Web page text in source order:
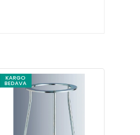
KARGO
BEDAVA